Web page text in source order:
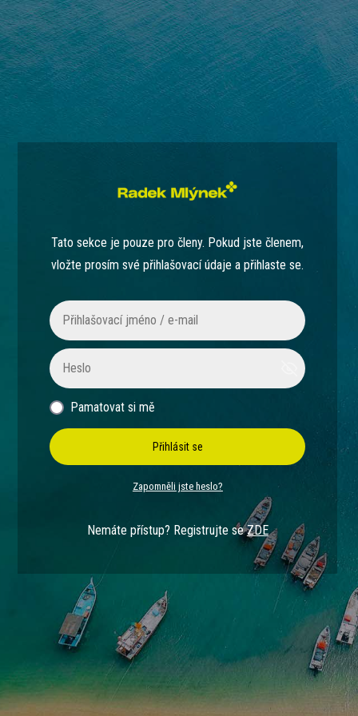
Tato sekce je pouze pro členy. Pokud jste členem,
vložte prosím své přihlašovací údaje a přihlaste se.
Pamatovat si mě
Přihlásit se
Zapomněli jste heslo?
Nemáte přístup? Registrujte seZDE